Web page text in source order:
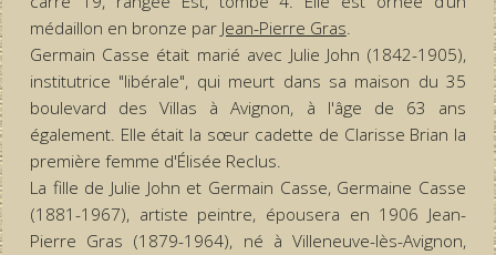
médaillon en bronze parJean-Pierre Gras.
Germain Casse était marié avec Julie John (1842-1905),
institutrice "libérale", qui meurt dans sa maison du 35
boulevard des Villas à Avignon, à l'âge de 63 ans
également. Elle était la sœur cadette de Clarisse Brian la
première femme d'Élisée Reclus.
La fille de Julie John et Germain Casse, Germaine Casse
(1881-1967), artiste peintre, épousera en 1906 Jean-
Pierre Gras (1879-1964), né à Villeneuve-lès-Avignon,